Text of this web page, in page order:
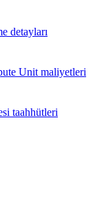
detayları
Unit maliyetleri
taahhütleri